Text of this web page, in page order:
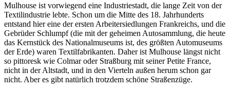
Mulhouse ist vorwiegend eine Industriestadt, die lange Zeit von der
Textilindustrie lebte. Schon um die Mitte des 18. Jahrhunderts
entstand hier eine der ersten Arbeitersiedlungen Frankreichs, und die
Gebrüder Schlumpf (die mit der geheimen Autosammlung, die heute
das Kernstück des Nationalmuseums ist, des größten Automuseums
der Erde) waren Textilfabrikanten. Daher ist Mulhouse längst nicht
so pittoresk wie Colmar oder Straßburg mit seiner Petite France,
nicht in der Altstadt, und in den Vierteln außen herum schon gar
nicht. Aber es gibt natürlich trotzdem schöne Straßenzüge.